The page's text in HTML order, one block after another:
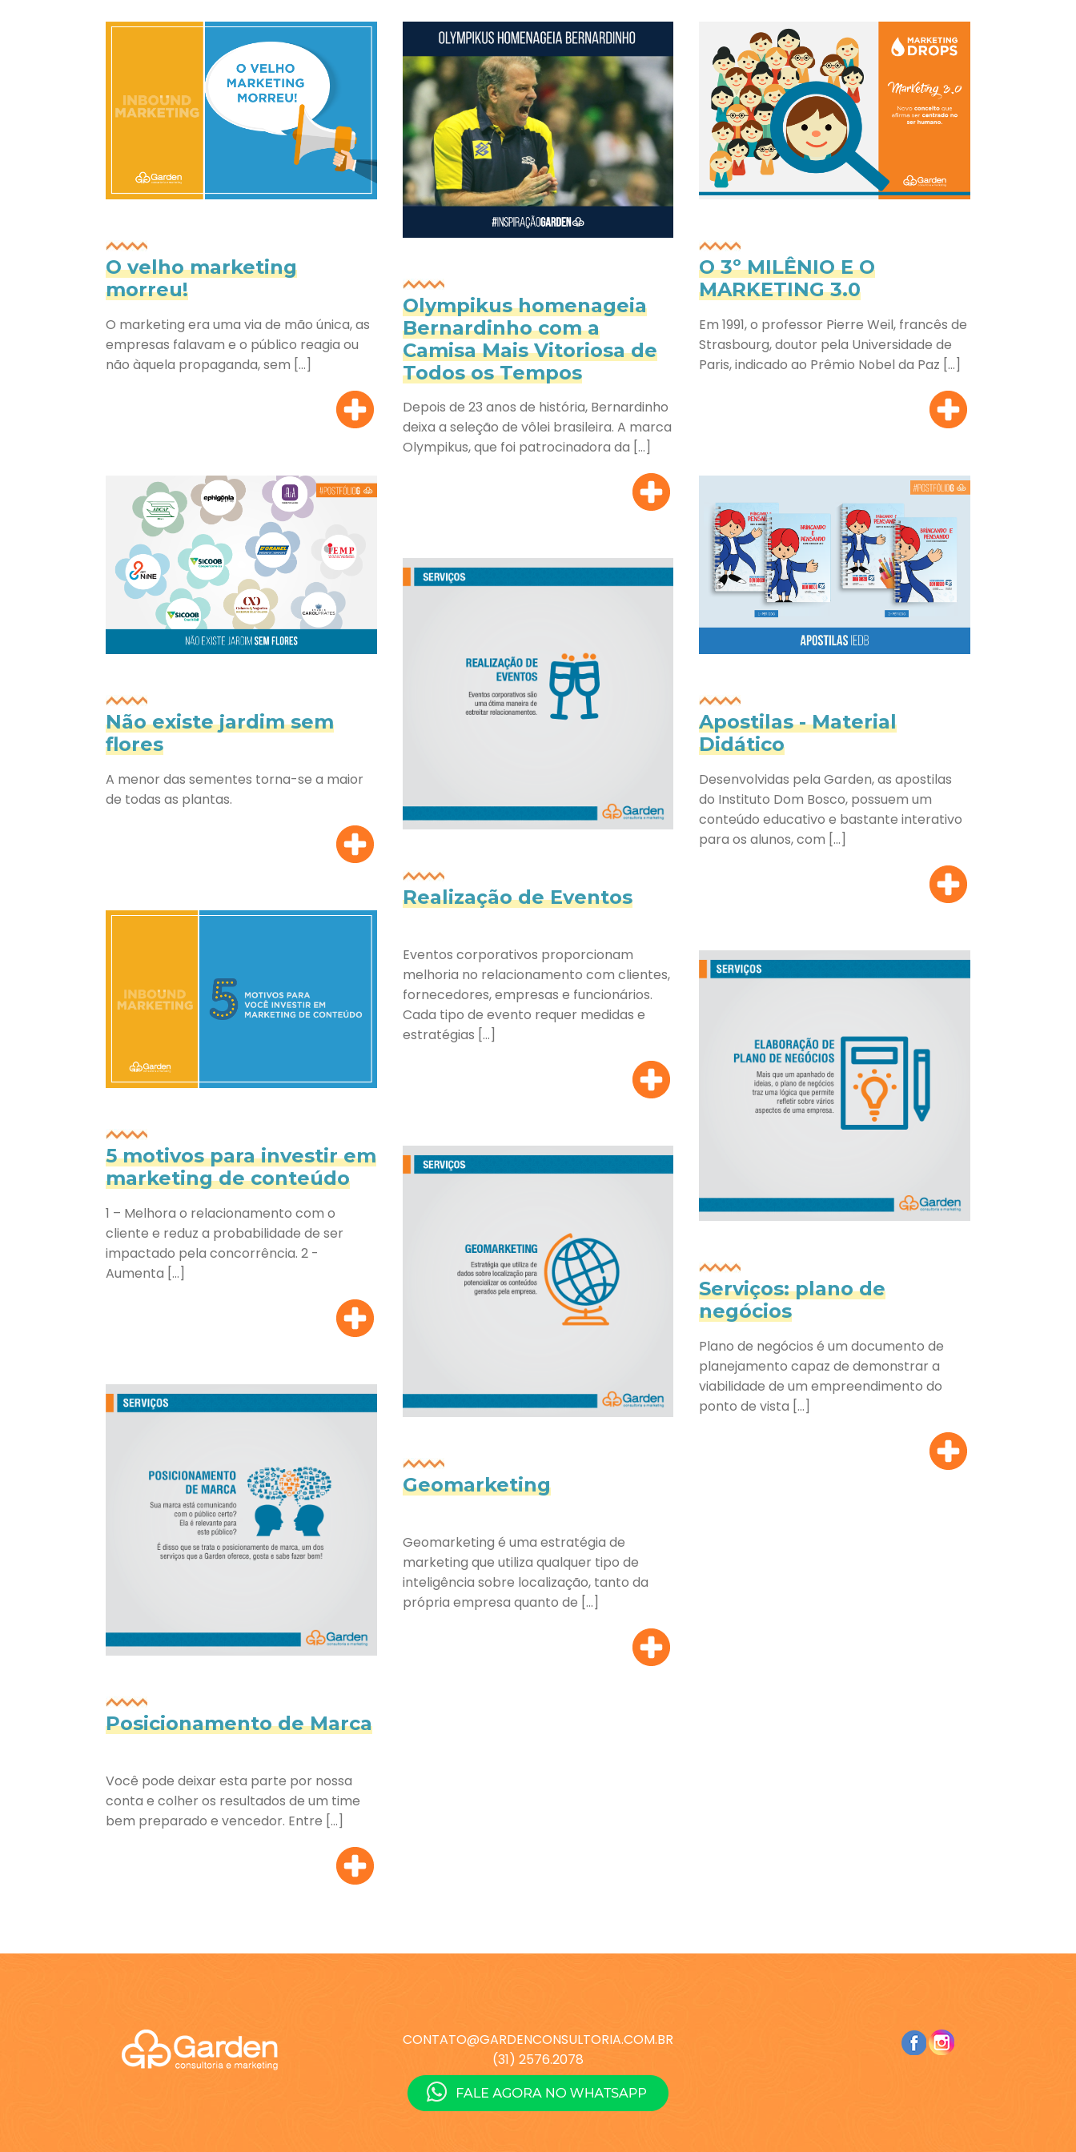
O velho marketing
morreu!
O marketing era uma via de mão única, as
empresas falavam e o público reagia ou
não àquela propaganda, sem […]
Não existe jardim sem
flores
A menor das sementes torna-se a maior
de todas as plantas.
5 motivos para investir em
marketing de conteúdo
1 – Melhora o relacionamento com o
cliente e reduz a probabilidade de ser
impactado pela concorrência. 2 -
Aumenta […]
Posicionamento de Marca
Você pode deixar esta parte por nossa
conta e colher os resultados de um time
bem preparado e vencedor. Entre […]
Olympikus homenageia
Bernardinho com a
Camisa Mais Vitoriosa de
Todos os Tempos
Depois de 23 anos de história, Bernardinho
deixa a seleção de vôlei brasileira. A marca
Olympikus, que foi patrocinadora da […]
Realização de Eventos
Eventos corporativos proporcionam
melhoria no relacionamento com clientes,
fornecedores, empresas e funcionários.
Cada tipo de evento requer medidas e
estratégias […]
Geomarketing
Geomarketing é uma estratégia de
marketing que utiliza qualquer tipo de
inteligência sobre localização, tanto da
própria empresa quanto de […]
O 3º MILÊNIO E O
MARKETING 3.0
Em 1991, o professor Pierre Weil, francês de
Strasbourg, doutor pela Universidade de
Paris, indicado ao Prêmio Nobel da Paz […]
Apostilas - Material
Didático
Desenvolvidas pela Garden, as apostilas
do Instituto Dom Bosco, possuem um
conteúdo educativo e bastante interativo
para os alunos, com […]
Serviços: plano de
negócios
Plano de negócios é um documento de
planejamento capaz de demonstrar a
viabilidade de um empreendimento do
ponto de vista […]
CONTATO@GARDENCONSULTORIA.COM.BR
(31) 2576.2078